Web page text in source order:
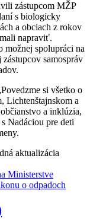
zástupcom MŽP
s biologicky
a obciach z rokov
napraviť.
možnej spolupráci na
samospráv
si všetko o
Lichtenštajnskom a
a inklúzia,
Nadáciou pre deti
aktualizácia
Ministerstve
o odpadoch